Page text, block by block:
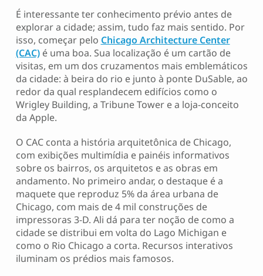
É interessante ter conhecimento prévio antes de
explorar a cidade; assim, tudo faz mais sentido. Por
isso, começar pelo Chicago Architecture Center
(CAC)é uma boa. Sua localização é um cartão de
visitas, em um dos cruzamentos mais emblemáticos
da cidade: à beira do rio e junto à ponte DuSable, ao
redor da qual resplandecem edifícios como o
Wrigley Building, a Tribune Tower e a loja-conceito
da Apple.
O CAC conta a história arquitetônica de Chicago,
com exibições multimídia e painéis informativos
sobre os bairros, os arquitetos e as obras em
andamento. No primeiro andar, o destaque é a
maquete que reproduz 5% da área urbana de
Chicago, com mais de 4 mil construções de
impressoras 3-D. Ali dá para ter noção de como a
cidade se distribui em volta do Lago Michigan e
como o Rio Chicago a corta. Recursos interativos
iluminam os prédios mais famosos.